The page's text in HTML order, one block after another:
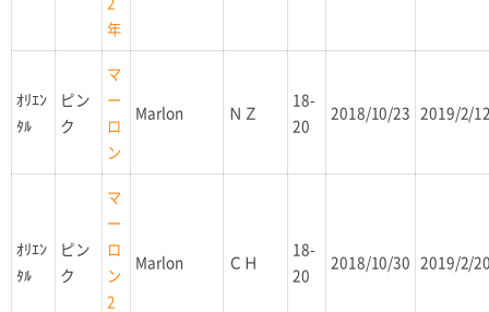
年
ｵﾘｴﾝ
ﾀﾙ
ピン
ク
マ
ー
ロ
ン
Marlon ＮＺ
18-
20
2018/10/23 2019/2/
ｵﾘｴﾝ
ﾀﾙ
ピン
ク
マ
ー
ロ
ン
2
Marlon ＣＨ
18-
20
2018/10/30 2019/2/